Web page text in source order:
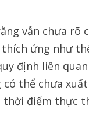
vẫn chưa rõ
thích ứng như
định liên
có thể chưa
thời điểm thực